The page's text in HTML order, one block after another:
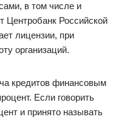
в том числе и
Центробанк Российской
лицензии, при
организаций.
кредитов финансовым
Если говорить
и принято называть